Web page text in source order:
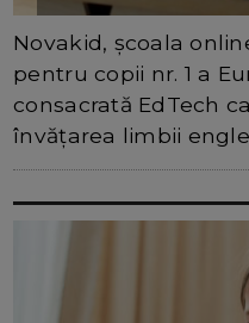
Novakid, școala
pentru copii nr. 1 a
consacrată EdTech
învățarea limbii